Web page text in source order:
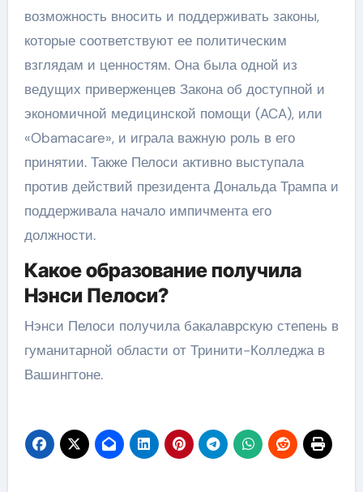
возможность вносить и поддерживать законы,
которые соответствуют ее политическим
взглядам и ценностям. Она была одной из
ведущих приверженцев Закона об доступной и
экономичной медицинской помощи (ACA), или
«Obamacare», и играла важную роль в его
принятии. Также Пелоси активно выступала
против действий президента Дональда Трампа и
поддерживала начало импичмента его
должности.
Какое образование получила
Нэнси Пелоси?
Нэнси Пелоси получила бакалаврскую степень в
гуманитарной области от Тринити-Колледжа в
Вашингтоне.